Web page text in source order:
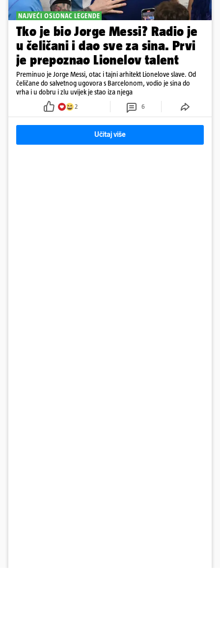
NAJVEĆI OSLONAC LEGENDE
Tko je bio Jorge Messi? Radio je
u čeličani i dao sve za sina. Prvi
je prepoznao Lionelov talent
Preminuo je Jorge Messi, otac i tajni arhitekt Lionelove slave. Od
čeličane do salvetnog ugovora s Barcelonom, vodio je sina do
vrha i u dobru i zlu uvijek je stao iza njega
2 6
Učitaj više